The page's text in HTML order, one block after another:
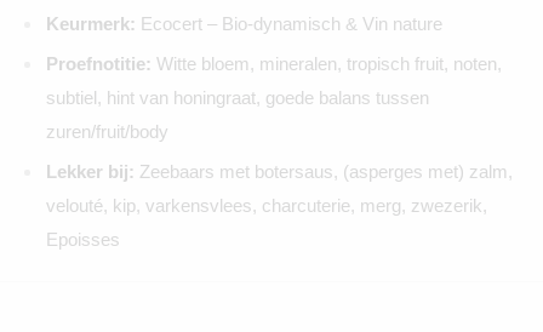
Keurmerk: Ecocert – Bio-dynamisch & Vin nature
Proefnotitie: Witte bloem, mineralen, tropisch fruit, noten,
subtiel, hint van honingraat, goede balans tussen
zuren/fruit/body
Lekker bij: Zeebaars met botersaus, (asperges met) zalm,
velouté, kip, varkensvlees, charcuterie, merg, zwezerik,
Epoisses